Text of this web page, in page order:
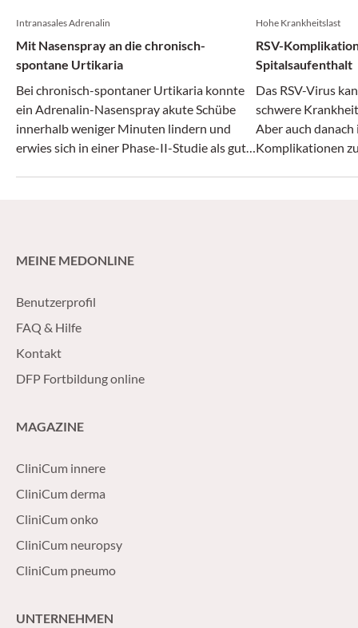
Intranasales Adrenalin
Mit Nasenspray an die chronisch-
spontane Urtikaria
Bei chronisch-spontaner Urtikaria konnte
ein Adrenalin-Nasenspray akute Schübe
innerhalb weniger Minuten lindern und
erwies sich in einer Phase-II-Studie als gut
Hohe Krankheitslast
RSV-
Spitalsaufenthalt
Das RSV-Virus
schwere
Aber auch
Komplikationen
MEINE MEDONLINE
Benutzerprofil
FAQ & Hilfe
Kontakt
DFP Fortbildung online
MAGAZINE
CliniCum innere
CliniCum derma
CliniCum onko
CliniCum neuropsy
CliniCum pneumo
UNTERNEHMEN